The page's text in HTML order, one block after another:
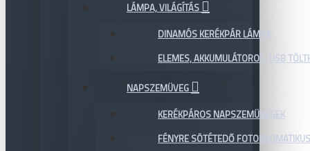
LÁMPA, VILÁGÍTÁS
DINAMÓS KERÉKPÁR LÁMPA
ELEMES, AKKUMULÁTOROS, USB
NAPSZEMÜVEG
KERÉKPÁROS NAPSZEMÜVEGEK
FÉNYRE SÖTÉTEDŐ